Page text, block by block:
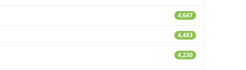
4,647
4,483
4,230